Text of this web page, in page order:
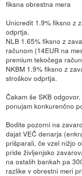
fiksna obrestna mera
Unicredit 1.9% fiksno z
odprtja.
NLB 1.65% fiksno z
računom (14EUR na
premium tekočega
NKBM 1.9% fiksno z
stroškov odprtja.
Čakam še SKB
ponujam konkurenčno
Bodite pozorni na
dajat VEČ denarja
prišparali, če vzel nižjo
pride življenjsko
na ostalih bankah pa
razlike v obrestni meri